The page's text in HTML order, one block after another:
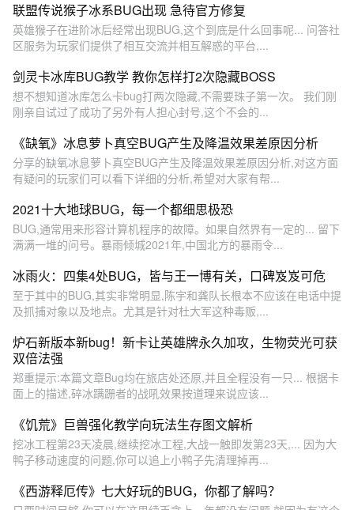
联盟传说猴子冰系BUG出现 急待官方修复
英雄猴子在进阶冰后经常出现BUG,这个到底是什么回事呢... 问答社
区服务为玩家们提供了相互交流并相互解惑的平台,...
剑灵卡冰库BUG教学 教你怎样打2次隐藏BOSS
想不想知道冰库怎么卡bug打两次隐藏,不需要珠子第一次。 我们刚
刚亲自试过了成功了另外有人担心封号,这个不会的...
《缺氧》冰息萝卜真空BUG产生及降温效果差原因分析
分享的缺氧冰息萝卜真空BUG产生及降温效果差原因分析,对这方面
有疑问的玩家们可以看下详细的分析,希望对大家有帮...
2021十大地球BUG，每一个都细思极恐
BUG,通常用来形容计算机程序的故障。如果自然界有一定的... 留下
满满一堆的问号。暴雨倾城2021年,中国北方的暴雨令...
冰雨火：四集4处BUG，皆与王一博有关，口碑岌岌可危
至于其中的BUG,其实非常明显,陈宇和龚队长根本不应该在电话中提
及抓捕对象以及地点。尤其是针对杜大军这种毒贩,...
炉石新版本新bug！新卡让英雄牌永久加攻，生物荧光可获
双倍法强
郑重提示:本篇文章Bug均在旅店处还原,并且全程没有一只... 根据卡
面上的描述,碎冰蹒跚者的战吼效果按道理来说应该...
《饥荒》巨兽强化教学向玩法生存图文解析
挖冰工程第23天凌晨,继续挖冰工程,大战一触即发第23天,... 因为大
鸭子移动速度的问题,你可以追上小鸭子先清理掉再...
《西游释厄传》七大好玩的BUG，你都了解吗？